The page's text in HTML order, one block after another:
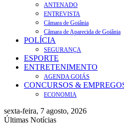
ANTENADO
ENTREVISTA
Câmara de Goiânia
Câmara de Aparecida de Goiânia
POLÍCIA
SEGURANÇA
ESPORTE
ENTRETENIMENTO
AGENDA GOIÁS
CONCURSOS &
ECONOMIA
sexta-feira, 7 agosto, 2026
Últimas Notícias